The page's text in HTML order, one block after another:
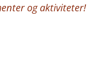
og aktiviteter!